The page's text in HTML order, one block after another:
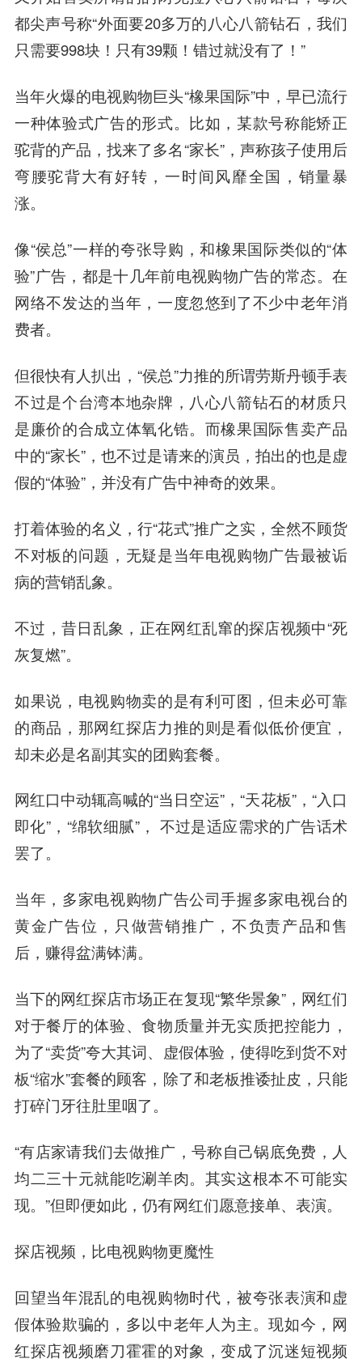
都尖声号称“外面要20多万的八心八箭钻石，我们
只需要998块！只有39颗！错过就没有了！”
当年火爆的电视购物巨头“橡果国际”中，早已流行
一种体验式广告的形式。比如，某款号称能矫正
驼背的产品，找来了多名“家长”，声称孩子使用后
弯腰驼背大有好转，一时间风靡全国，销量暴
涨。
像“侯总”一样的夸张导购，和橡果国际类似的“体
验”广告，都是十几年前电视购物广告的常态。在
网络不发达的当年，一度忽悠到了不少中老年消
费者。
但很快有人扒出，“侯总”力推的所谓劳斯丹顿手表
不过是个台湾本地杂牌，八心八箭钻石的材质只
是廉价的合成立体氧化锆。而橡果国际售卖产品
中的“家长”，也不过是请来的演员，拍出的也是虚
假的“体验”，并没有广告中神奇的效果。
打着体验的名义，行“花式”推广之实，全然不顾货
不对板的问题，无疑是当年电视购物广告最被诟
病的营销乱象。
不过，昔日乱象，正在网红乱窜的探店视频中“死
灰复燃”。
如果说，电视购物卖的是有利可图，但未必可靠
的商品，那网红探店力推的则是看似低价便宜，
却未必是名副其实的团购套餐。
网红口中动辄高喊的“当日空运”，“天花板”，“入口
即化”，“绵软细腻”， 不过是适应需求的广告话术
罢了。
当年，多家电视购物广告公司手握多家电视台的
黄金广告位，只做营销推广，不负责产品和售
后，赚得盆满钵满。
当下的网红探店市场正在复现“繁华景象”，网红们
对于餐厅的体验、食物质量并无实质把控能力，
为了“卖货”夸大其词、虚假体验，使得吃到货不对
板“缩水”套餐的顾客，除了和老板推诿扯皮，只能
打碎门牙往肚里咽了。
“有店家请我们去做推广，号称自己锅底免费，人
均二三十元就能吃涮羊肉。其实这根本不可能实
现。”但即便如此，仍有网红们愿意接单、表演。
探店视频，比电视购物更魔性
回望当年混乱的电视购物时代，被夸张表演和虚
假体验欺骗的，多以中老年人为主。现如今，网
红探店视频磨刀霍霍的对象，变成了沉迷短视频